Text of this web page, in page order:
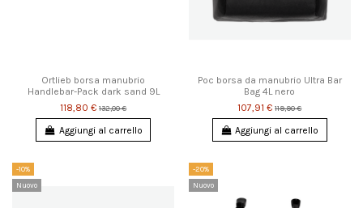
Ortlieb borsa manubrio
Handlebar-Pack dark sand 9L
118,80 € 132,00 €
Aggiungi al carrello
Poc borsa da manubrio Ultra Bar
Bag 4L nero
107,91 € 119,90 €
Aggiungi al carrello
-10%
Nuovo
-20%
Nuovo